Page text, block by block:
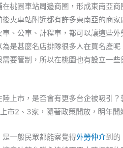
桃園車站周邊商圈，形成東南亞
火車站附近都有許多東南亞的商
、公車、計程車，都可以讓這些
是甚麼名店排隊很多人在買名產
要管制，所以在桃園也有設立一
上市，是否會有更多台企被吸引
市2、3家，隨著政策開放，明年開
一般民眾都能察覺得外勞仲介到的